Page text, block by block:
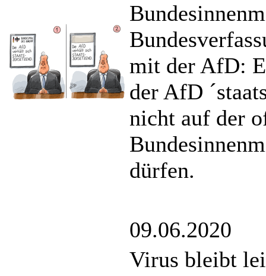
mit der AfD:
der AfD
nicht auf der
dürfen.
09.06.2020
Virus bleibt